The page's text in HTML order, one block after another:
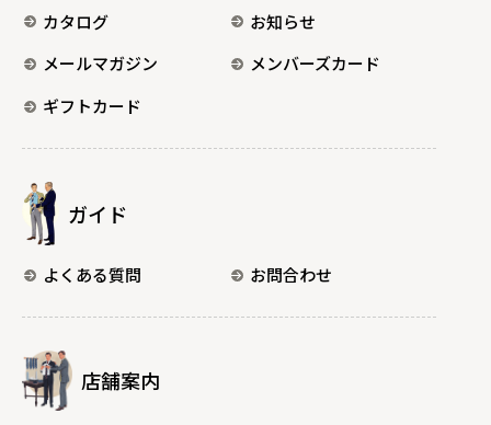
カタログ
お知らせ
メールマガジン
メンバーズカード
ギフトカード
ガイド
よくある質問 お問合わせ
店舗案内